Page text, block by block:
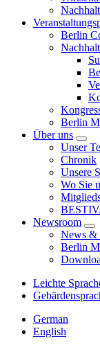
Berlin
Berlin
Über uns
Unser
Chronik
Unsere
Wo Sie
Newsroom
News &
Berlin
Leichte
German
English